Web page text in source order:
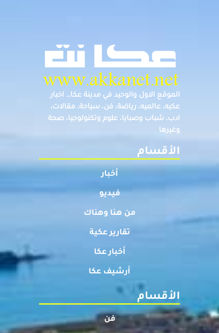
الموقع الاول والوحيد في مدينة عكا… اخبار
عكيه، عالميه، رياضة، فن، سياحة، مقالات،
ادب، شباب وصبايا، علوم وتكنولوجيا، صحة
وغيرها
الأقسام
أخبار
فيديو
من هنا وهناك
تقارير عكية
أخبار عكا
أرشيف عكا
الأقسام
فن